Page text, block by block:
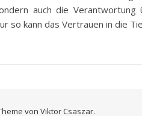
auch die Verantwortung
so kann das Vertrauen in die
von Viktor Csaszar.